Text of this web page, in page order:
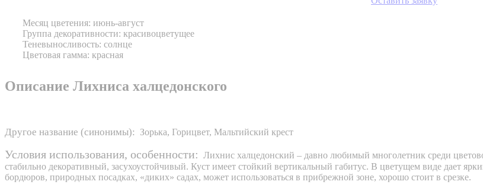
Месяц цветения: июнь-август
Группа декоративности: красивоцветущее
Теневыносливость: солнце
Цветовая гамма: красная
Описание Лихниса халцедонского
Другое название (синонимы): Зорька, Горицвет, Мальтийский крест
Условия использования, особенности: Лихнис халцедонский – давно любимый многолетник среди
стабильно декоративный, засухоустойчивый. Куст имеет стойкий вертикальный габитус. В цветущем виде дает
бордюров, природных посадках, «диких» садах, может использоваться в прибрежной зоне, хорошо стоит в срезке.